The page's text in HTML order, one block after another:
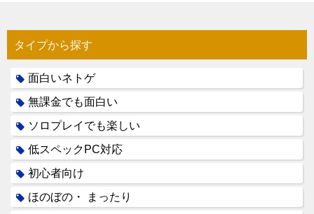
タイプから探す
面白いネトゲ
無課金でも面白い
ソロプレイでも楽しい
低スペックPC対応
初心者向け
ほのぼの・ まったり